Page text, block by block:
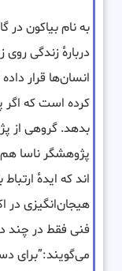
به نام بیاکون در
دربارهٔ زندگی
انسان‌ها قرار
کرده است که اگر
بدهد. گروهی از
پژوهشگر ناسا هم
اند که ایدهٔ
هیجان‌انگیزی در
فنی فقط در چند
می‌گویند:”برای